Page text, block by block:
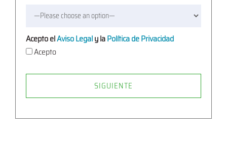
Acepto elAviso Legaly laPolítica de Privacidad
Acepto
SIGUIENTE